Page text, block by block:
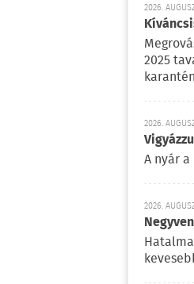
2026.
2025
2026.
A nyár
2026.